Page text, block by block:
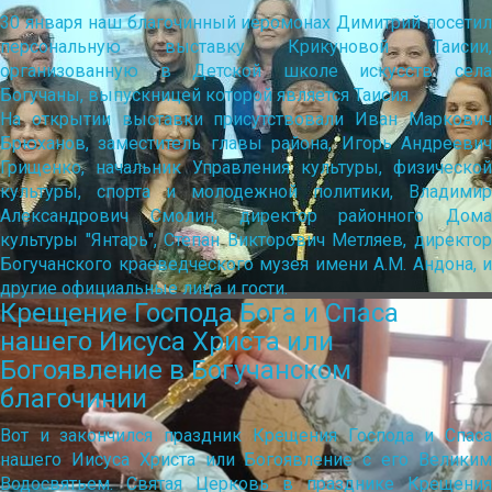
30 января наш благочинный иеромонах Димитрий посетил
персональную выставку Крикуновой Таисии,
организованную в Детской школе искусств села
Богучаны, выпускницей которой является Таисия.
На открытии выставки присутствовали Иван Маркович
Брюханов, заместитель главы района, Игорь Андреевич
Грищенко, начальник Управления культуры, физической
культуры, спорта и молодежной политики, Владимир
Александрович Смолин, директор районного Дома
культуры "Янтарь", Степан Викторович Метляев, директор
Богучанского краеведческого музея имени А.М. Андона, и
другие официальные лица и гости.
Крещение Господа Бога и Спаса
нашего Иисуса Христа или
Богоявление в Богучанском
благочинии
Вот и закончился праздник Крещения Господа и Спаса
нашего Иисуса Христа или Богоявление с его Великим
Водосвятьем. Святая Церковь в празднике Крещения